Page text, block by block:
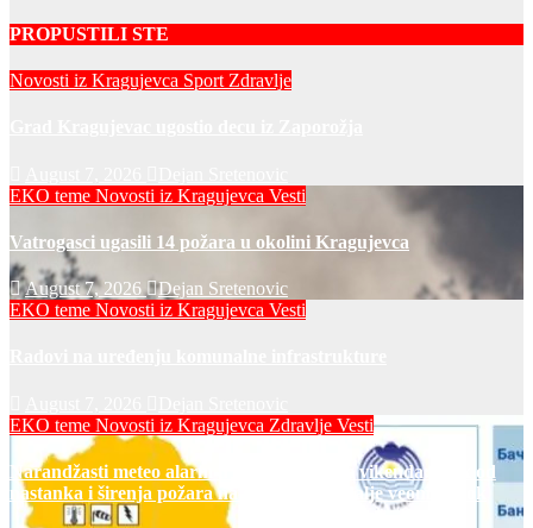
PROPUSTILI STE
Novosti iz Kragujevca Sport Zdravlje
EKO teme Novosti iz Kragujevca Vesti
Vatrogasci ugasili 14 požara u okolini Kragujevca
August 7, 2026 Dejan Sretenovic
EKO teme Novosti iz Kragujevca Vesti
EKO teme Novosti iz Kragujevca Zdravlje Vesti
Narandžasti meteo alarm u petak i za dane vikenda: rizik od
nastanka i širenja požara na otvorenom i dalje veoma visok